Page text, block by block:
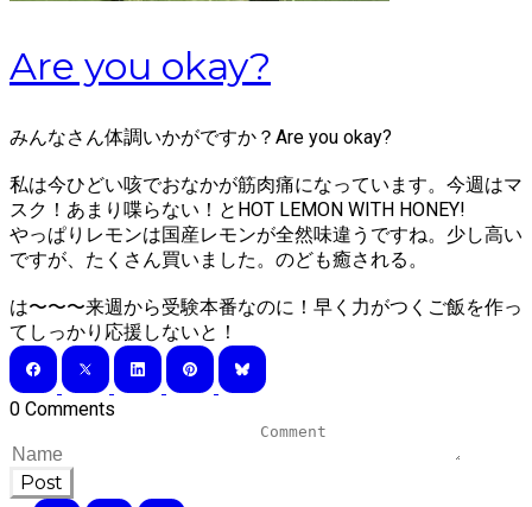
Are you okay?
みんなさん体調いかがですか？Are you okay?
私は今ひどい咳でおなかが筋肉痛になっています。今週はマ
スク！あまり喋らない！とHOT LEMON WITH HONEY!
やっぱりレモンは国産レモンが全然味違うですね。少し高い
ですが、たくさん買いました。のども癒される。
は〜〜〜来週から受験本番なのに！早く力がつくご飯を作っ
てしっかり応援しないと！
0 Comments
Post